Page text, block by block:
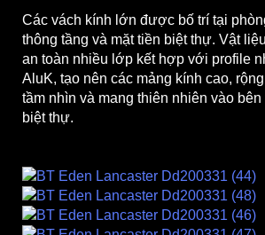
Các vách kính lớn được bố trí tại
thông tầng và mặt tiền biệt thự. Vật
an toàn nhiều lớp kết hợp với profile
AluK, tạo nên các mảng kính cao,
tầm nhìn và mang thiên nhiên vào
biệt thự.